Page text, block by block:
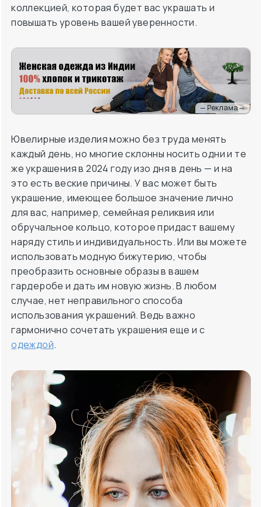
коллекцией, которая будет вас украшать и
повышать уровень вашей уверенности.
— Реклама —
Ювелирные изделия можно без труда менять
каждый день, но многие склонны носить одни и те
же украшения в 2024 году изо дня в день — и на
это есть веские причины. У вас может быть
украшение, имеющее большое значение лично
для вас, например, семейная реликвия или
обручальное кольцо, которое придаст вашему
наряду стиль и индивидуальность. Или вы можете
использовать модную бижутерию, чтобы
преобразить основные образы в вашем
гардеробе и дать им новую жизнь. В любом
случае, нет неправильного способа
использования украшений. Ведь важно
гармонично сочетать украшения еще и с
одеждой.